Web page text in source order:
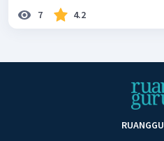
7 4.2